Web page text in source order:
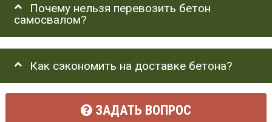
Почему нельзя перевозить бетон
самосвалом?
Как сэкономить на доставке бетона?
ЗАДАТЬ ВОПРОС